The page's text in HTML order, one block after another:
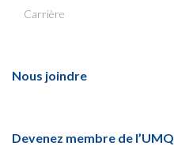
Carrière
Nous joindre
Devenez membre de l’UMQ